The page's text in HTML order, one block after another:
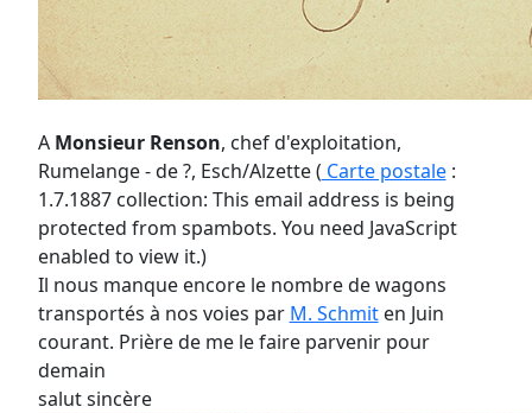
A Monsieur Renson, chef d'exploitation,
Rumelange - de ?, Esch/Alzette ( Carte postale:
1.7.1887 collection: This email address is being
protected from spambots. You need JavaScript
enabled to view it.)
Il nous manque encore le nombre de wagons
transportés à nos voies par M. Schmiten Juin
courant. Prière de me le faire parvenir pour
demain
salut sincère